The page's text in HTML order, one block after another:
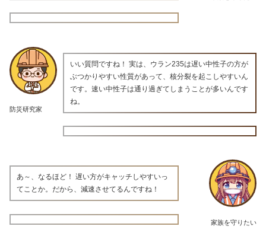
防災研究家
いい質問ですね！ 実は、ウラン235は遅い中性子の方が
ぶつかりやすい性質があって、核分裂を起こしやすいん
です。速い中性子は通り過ぎてしまうことが多いんです
ね。
家族を守りたい
あ～、なるほど！ 遅い方がキャッチしやすいっ
てことか。だから、減速させてるんですね！